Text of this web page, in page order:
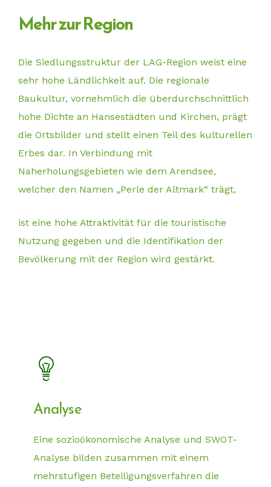
Mehr zur Region
Die Siedlungsstruktur der LAG-Region weist eine
sehr hohe Ländlichkeit auf. Die regionale
Baukultur, vornehmlich die überdurchschnittlich
hohe Dichte an Hansestädten und Kirchen, prägt
die Ortsbilder und stellt einen Teil des kulturellen
Erbes dar. In Verbindung mit
Naherholungsgebieten wie dem Arendsee,
welcher den Namen „Perle der Altmark“ trägt,
ist eine hohe Attraktivität für die touristische
Nutzung gegeben und die Identifikation der
Bevölkerung mit der Region wird gestärkt.
Analyse
Eine sozioökonomische Analyse und SWOT-
Analyse bilden zusammen mit einem
mehrstufigen Beteiligungsverfahren die